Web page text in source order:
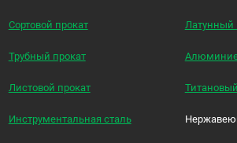
Сортовой прокат
Трубный прокат
Листовой прокат
Инструментальная сталь
Латунный